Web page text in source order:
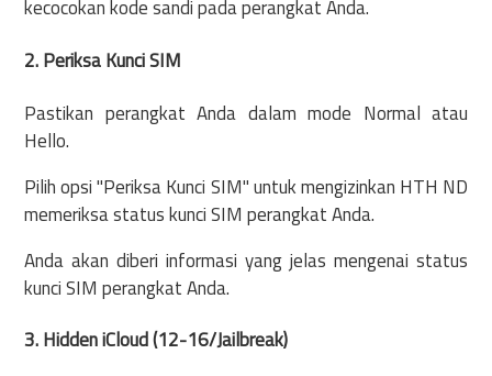
kecocokan kode sandi pada perangkat Anda.
2. Periksa Kunci SIM
Pastikan perangkat Anda dalam mode Normal atau
Hello.
Pilih opsi "Periksa Kunci SIM" untuk mengizinkan HTH ND
memeriksa status kunci SIM perangkat Anda.
Anda akan diberi informasi yang jelas mengenai status
kunci SIM perangkat Anda.
3. Hidden iCloud (12-16/Jailbreak)